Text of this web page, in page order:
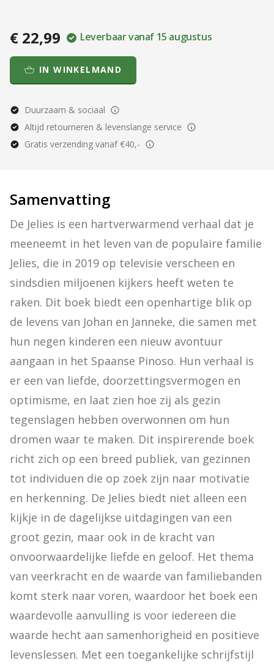
€ 22,99 Leverbaar vanaf 15 augustus
IN WINKELMAND
Duurzaam & sociaal
Altijd retourneren & levenslange service
Gratis verzending vanaf €40,-
Samenvatting
De Jelies is een hartverwarmend verhaal dat je
meeneemt in het leven van de populaire familie
Jelies, die in 2019 op televisie verscheen en
sindsdien miljoenen kijkers heeft weten te
raken. Dit boek biedt een openhartige blik op
de levens van Johan en Janneke, die samen met
hun negen kinderen een nieuw avontuur
aangaan in het Spaanse Pinoso. Hun verhaal is
er een van liefde, doorzettingsvermogen en
optimisme, en laat zien hoe zij als gezin
tegenslagen hebben overwonnen om hun
dromen waar te maken. Dit inspirerende boek
richt zich op een breed publiek, van gezinnen
tot individuen die op zoek zijn naar motivatie
en herkenning. De Jelies biedt niet alleen een
kijkje in de dagelijkse uitdagingen van een
groot gezin, maar ook in de kracht van
onvoorwaardelijke liefde en geloof. Het thema
van veerkracht en de waarde van familiebanden
komt sterk naar voren, waardoor het boek een
waardevolle aanvulling is voor iedereen die
waarde hecht aan samenhorigheid en positieve
levenslessen. Met een toegankelijke schrijfstijl